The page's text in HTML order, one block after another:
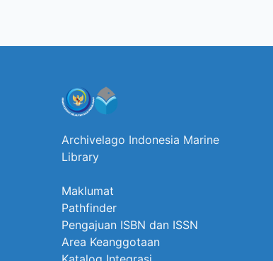
Archivelago Indonesia Marine
Library
Maklumat
Pathfinder
Pengajuan ISBN dan ISSN
Area Keanggotaan